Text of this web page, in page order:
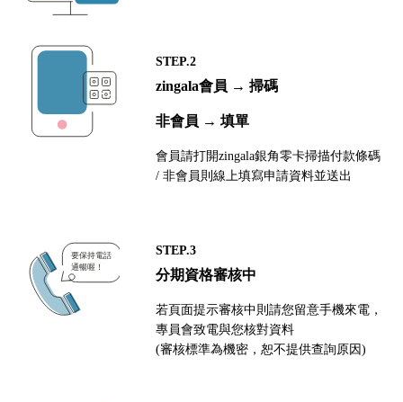
STEP.2
zingala會員 → 掃碼
非會員 → 填單
會員請打開zingala銀角零卡掃描付款條碼
/ 非會員則線上填寫申請資料並送出
STEP.3
分期資格審核中
若頁面提示審核中則請您留意手機來電，
專員會致電與您核對資料
(審核標準為機密，恕不提供查詢原因)